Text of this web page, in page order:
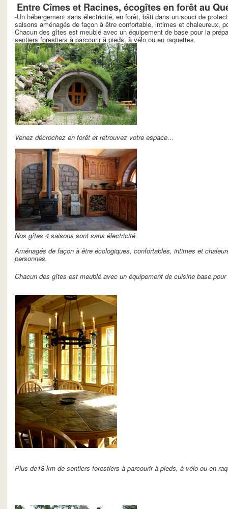
Entre Cîmes et Racines, écogîtes en forêt au
-Un hébergement sans électricité, en forêt, bâti dans un souci de
saisons aménagés de façon à être confortable, intimes et chaleureux,
Chacun des gîtes est meublé avec un équipement de base pour la
sentiers forestiers à parcourir à pieds, à vélo ou en raquettes.
Venez décrochez en forêt et retrouvez votre espace…
Nos gîtes 4 saisons sont sans électricité.
Aménagés de façon à être écologiques, confortables, intimes et
personnes.
Chacun des gîtes est meublé avec un équipement de cuisine base
Plus de18 km de sentiers forestiers à parcourir à pieds, à vélo ou en